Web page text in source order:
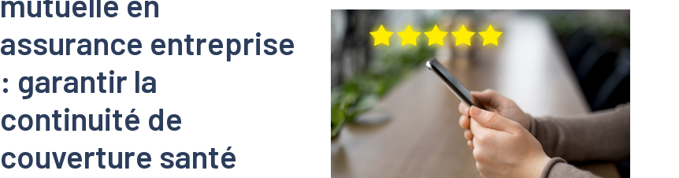
assurance entreprise
: garantir la
continuité de
couverture santé